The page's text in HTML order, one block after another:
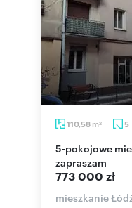
110,58 m2 5
5-pokojowe mieszkanie w centrum Łodzi -
zapraszam
773 000 zł
mieszkanie